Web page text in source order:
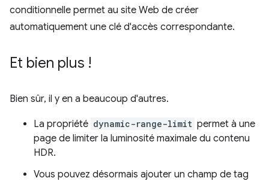
conditionnelle permet au site Web de créer
automatiquement une clé d'accès correspondante.
Et bien plus !
Bien sûr, il y en a beaucoup d'autres.
La propriété dynamic-range-limit permet à une
page de limiter la luminosité maximale du contenu
HDR.
Vous pouvez désormais ajouter un champ de tag